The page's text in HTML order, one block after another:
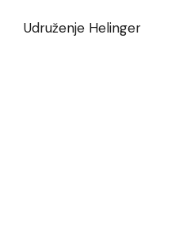
Udruženje Helinger